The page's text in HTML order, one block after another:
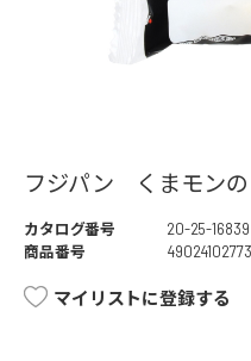
フジパン くまモンの
カタログ番号
20-25-16839
商品番号
マイリストに登録する